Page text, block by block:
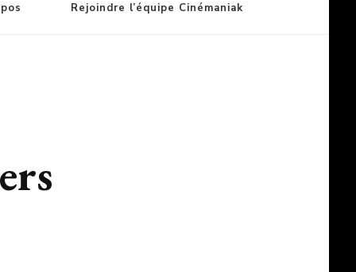
Rejoindre l’équipe Cinémaniak